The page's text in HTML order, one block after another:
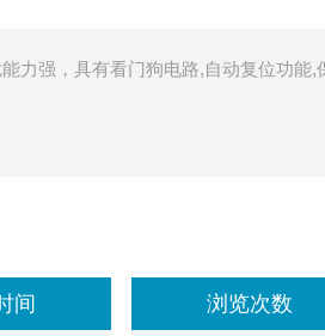
力强，具有看门狗电路,自动复位功能,
间 浏览次数